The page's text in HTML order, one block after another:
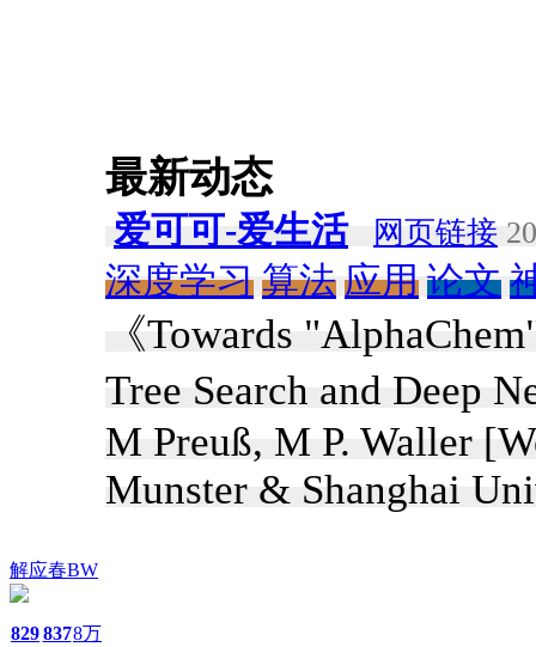
解应春BW
8298378万
最新动态
爱可可-爱生活 网页链接
深度学习 算法 应用 论文
《Towards
Tree Search and Deep
M Preuß, M P. Waller
Munster & Shanghai